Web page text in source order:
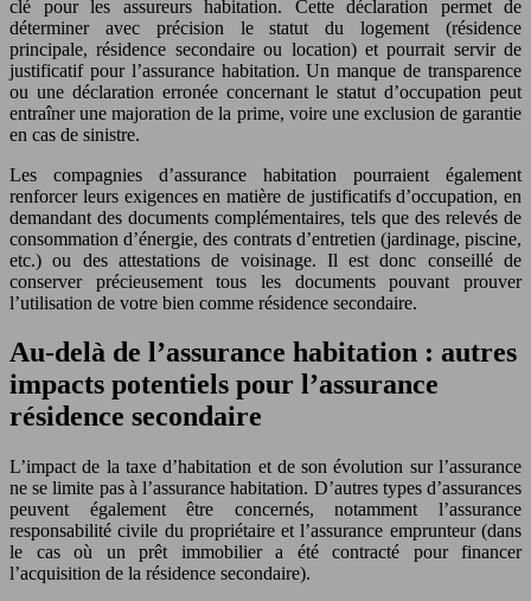
clé pour les assureurs habitation. Cette déclaration permet de
déterminer avec précision le statut du logement (résidence
principale, résidence secondaire ou location) et pourrait servir de
justificatif pour l’assurance habitation. Un manque de transparence
ou une déclaration erronée concernant le statut d’occupation peut
entraîner une majoration de la prime, voire une exclusion de garantie
en cas de sinistre.
Les compagnies d’assurance habitation pourraient également
renforcer leurs exigences en matière de justificatifs d’occupation, en
demandant des documents complémentaires, tels que des relevés de
consommation d’énergie, des contrats d’entretien (jardinage, piscine,
etc.) ou des attestations de voisinage. Il est donc conseillé de
conserver précieusement tous les documents pouvant prouver
l’utilisation de votre bien comme résidence secondaire.
Au-delà de l’assurance habitation : autres
impacts potentiels pour l’assurance
résidence secondaire
L’impact de la taxe d’habitation et de son évolution sur l’assurance
ne se limite pas à l’assurance habitation. D’autres types d’assurances
peuvent également être concernés, notamment l’assurance
responsabilité civile du propriétaire et l’assurance emprunteur (dans
le cas où un prêt immobilier a été contracté pour financer
l’acquisition de la résidence secondaire).